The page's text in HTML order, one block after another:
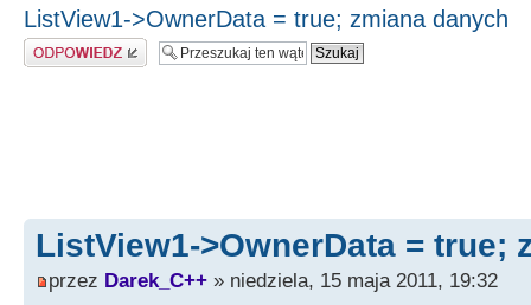
ListView1->OwnerData = true; zmiana danych
Odpowiedz
ListView1->OwnerData = true;
przez Darek_C++ » niedziela, 15 maja 2011, 19:32